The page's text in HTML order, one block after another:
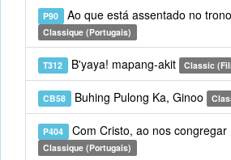
P90 Ao que está assentado no trono
Classique (Portugais)
T312 B'yaya! mapang-akit Classic
CB58 Buhing Pulong Ka, Ginoo
P404 Com Cristo, ao nos congregar
Classique (Portugais)